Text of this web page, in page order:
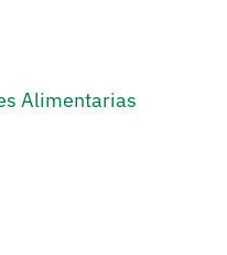
Alimentarias